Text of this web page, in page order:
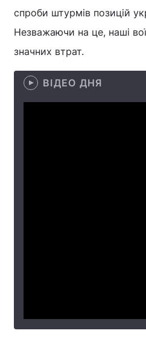
спроби штурмів позицій
Незважаючи на це, наші
значних втрат.
ВІДЕО ДНЯ